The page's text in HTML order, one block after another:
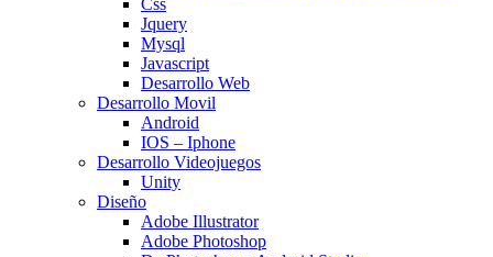
Css
Jquery
Mysql
Javascript
Desarrollo Web
Desarrollo Movil
Android
IOS – Iphone
Desarrollo Videojuegos
Unity
Diseño
Adobe Illustrator
Adobe Photoshop